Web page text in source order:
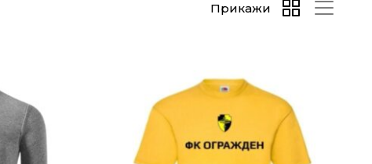
Прикажи